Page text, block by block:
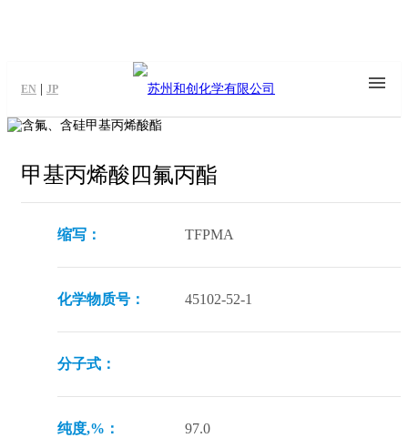
EN JP
甲基丙烯酸四氟丙酯
缩写： TFPMA
化学物质号： 45102-52-1
分子式：
纯度,%： 97.0